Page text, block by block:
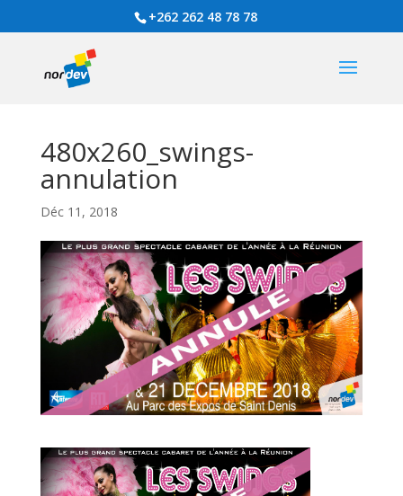
+262 262 48 78 78
480x260_swings-
annulation
Déc 11, 2018